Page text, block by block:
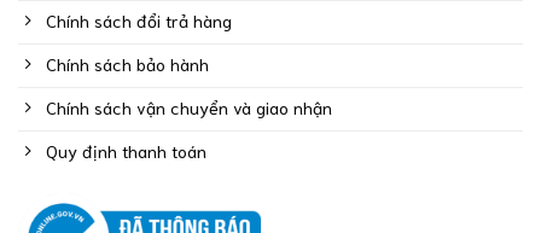
Chính sách đổi trả hàng
Chính sách bảo hành
Chính sách vận chuyển và giao nhận
Quy định thanh toán